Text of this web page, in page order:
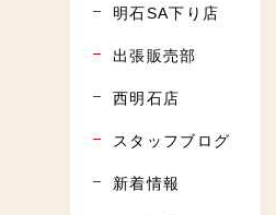
明石SA下り店
出張販売部
西明石店
スタッフブログ
新着情報